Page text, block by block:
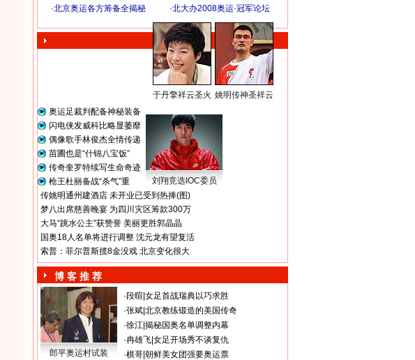
·北京奥运各方筹备全揭秘 ·北大办2008奥运·冠军论坛
于丹擎祥云圣火 姚明传神圣祥云
奥运足裁判配备神秘装备
闪电侠发威科比略显萎靡
偶像歌手林俊杰全情传递
苗圃也是“什锦八宝饭”
传奇奎罗特续写生命奇迹
枪王杜丽备战“杀气”重
刘翔竞选IOC委员
传姚明通州建酒店 未开业已受到热捧(图)
梦八出席慈善晚宴 为四川灾区筹款300万
大马“跳水公主”获赞誉 美丽更胜郭晶晶
国奥18人名单将进行调整 沈元龙有望复活
索普：菲尔普斯揽8金没戏 北京变化很大
博 客 推 荐
郎平奥运村试装
·段暄 女足首战瑞典以巧求胜
·张斌 北京教练锻造的美国传奇
·徐江 揭秘国奥名单调整内幕
·冉雄飞 女足开场秀不谈复仇
·棋哥 朝鲜美女团强要奥运票